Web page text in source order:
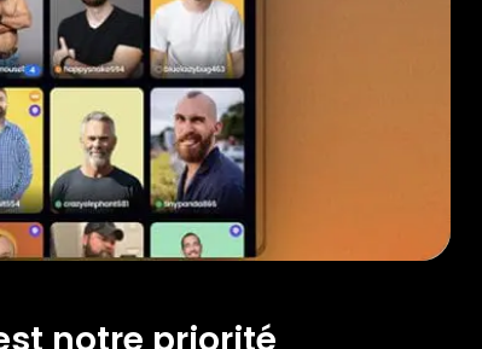
notre priorité